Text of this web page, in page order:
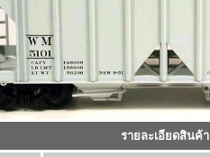
รายละเอียดสินค้า